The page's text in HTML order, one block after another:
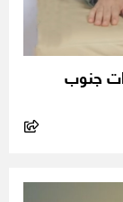
جنوب